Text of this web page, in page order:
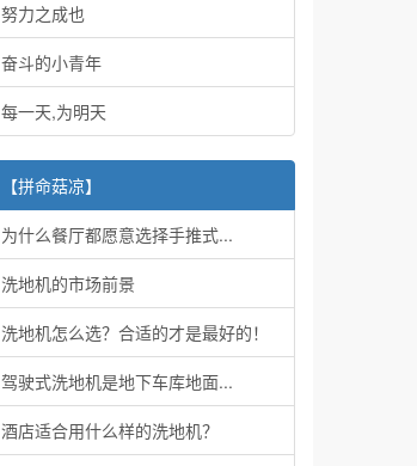
努力之成也
奋斗的小青年
每一天,为明天
【拼命菇凉】
为什么餐厅都愿意选择手推式...
洗地机的市场前景
洗地机怎么选？合适的才是最好的！
驾驶式洗地机是地下车库地面...
酒店适合用什么样的洗地机？